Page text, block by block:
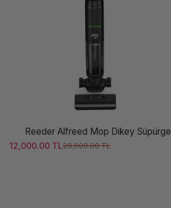
Reeder Alfreed Mop Dikey Süpürge
Satış ücreti
12,000.00 TL
Normal fiyat20,000.00 TL